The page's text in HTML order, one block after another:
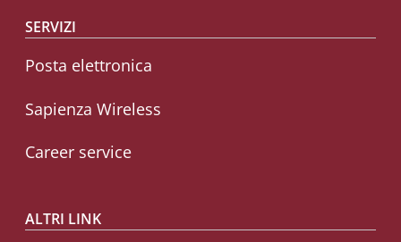
SERVIZI
Posta elettronica
Sapienza Wireless
Career service
ALTRI LINK